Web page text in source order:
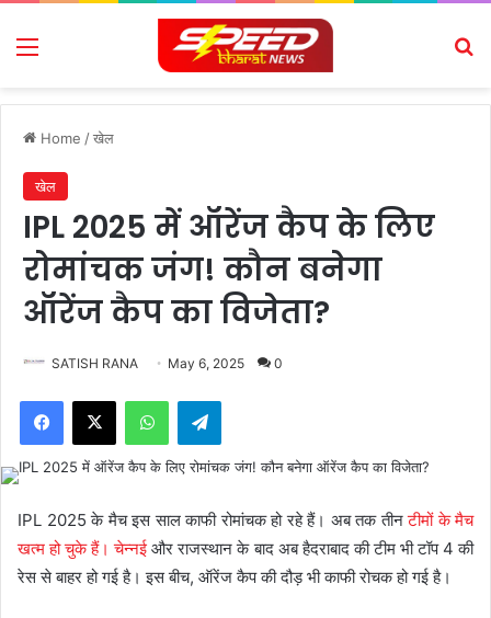
Menu
Home /खेल
खेल
IPL 2025 में ऑरेंज कैप के लिए
रोमांचक जंग! कौन बनेगा
ऑरेंज कैप का विजेता?
SATISH RANA May 6, 2025 0
Facebook
X WhatsAppTelegram
IPL 2025 के मैच इस साल काफी रोमांचक हो रहे हैं। अब तक तीनटीमों के मैच
खत्म हो चुके हैं। चेन्नई और राजस्थान के बाद अब हैदराबाद की टीम भी टॉप 4 की
रेस से बाहर हो गई है। इस बीच, ऑरेंज कैप की दौड़ भी काफी रोचक हो गई है।